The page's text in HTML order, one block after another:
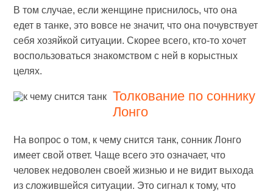
В том случае, если женщине приснилось, что она
едет в танке, это вовсе не значит, что она почувствует
себя хозяйкой ситуации. Скорее всего, кто-то хочет
воспользоваться знакомством с ней в корыстных
целях.
Толкование по соннику
Лонго
На вопрос о том, к чему снится танк, сонник Лонго
имеет свой ответ. Чаще всего это означает, что
человек недоволен своей жизнью и не видит выхода
из сложившейся ситуации. Это сигнал к тому, что